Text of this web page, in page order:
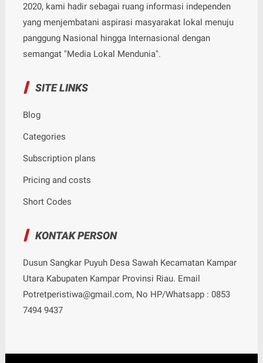
2020, kami hadir sebagai ruang informasi independen
yang menjembatani aspirasi masyarakat lokal menuju
panggung Nasional hingga Internasional dengan
semangat "Media Lokal Mendunia".
SITE LINKS
Blog
Categories
Subscription plans
Pricing and costs
Short Codes
KONTAK PERSON
Dusun Sangkar Puyuh Desa Sawah Kecamatan Kampar
Utara Kabupaten Kampar Provinsi Riau. Email
Potretperistiwa@gmail.com, No HP/Whatsapp : 0853
7494 9437